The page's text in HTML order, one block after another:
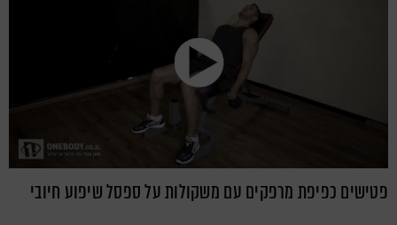
פטישים כפיפת מרפקים עם משקולות על ספסל שיפוע חיובי